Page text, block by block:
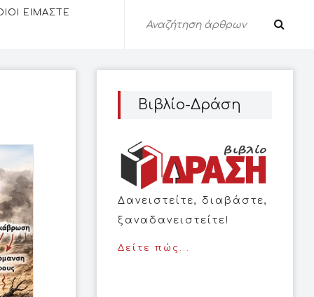
ΕΙΜΑΣΤΕ
Βιβλίο-Δράση
Δανειστείτε, διαβάστε,
ξαναδανειστείτε!
Δείτε πώς...